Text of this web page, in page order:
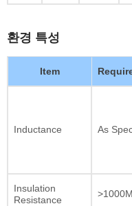
환경 특성
Item
Inductance As
Insulation
Resistance